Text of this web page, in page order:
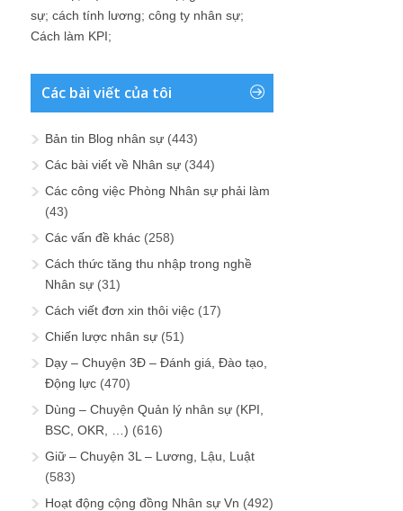
sự; cách tính lương; công ty nhân sự;
Cách làm KPI;
Các bài viết của tôi
Bản tin Blog nhân sự (443)
Các bài viết về Nhân sự (344)
Các công việc Phòng Nhân sự phải làm
(43)
Các vấn đề khác (258)
Cách thức tăng thu nhập trong nghề
Nhân sự (31)
Cách viết đơn xin thôi việc (17)
Chiến lược nhân sự (51)
Dạy – Chuyện 3Đ – Đánh giá, Đào tạo,
Động lực (470)
Dùng – Chuyện Quản lý nhân sự (KPI,
BSC, OKR, …) (616)
Giữ – Chuyện 3L – Lương, Lậu, Luật
(583)
Hoạt động cộng đồng Nhân sự Vn (492)